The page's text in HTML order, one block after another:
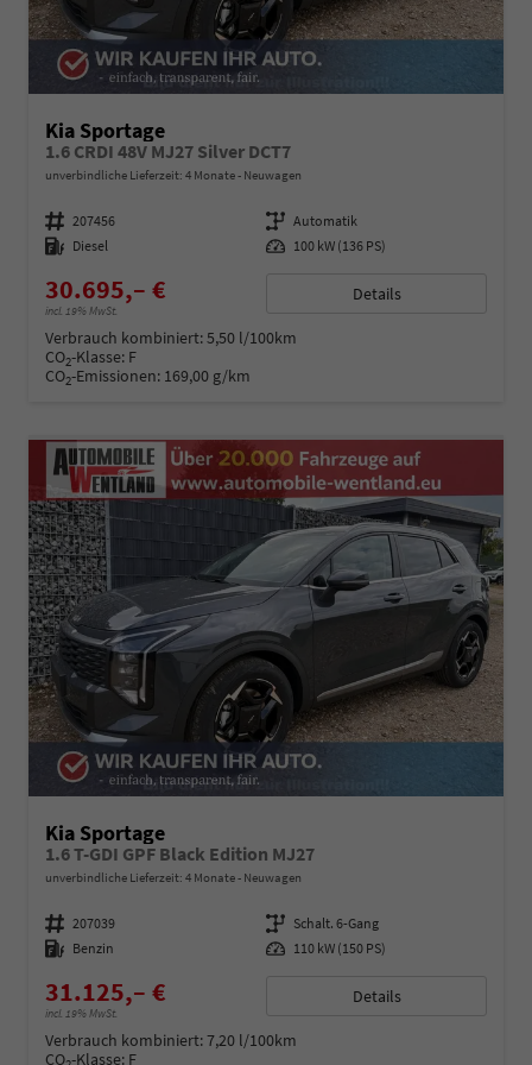
Kia Sportage
1.6 CRDI 48V MJ27 Silver DCT7
unverbindliche Lieferzeit: 4 Monate Neuwagen
Fahrzeugnummer 207456 Getriebe Automatik
Kraftstoff Diesel Leistung 100 kW (136 PS)
30.695,– €
incl. 19% MwSt.
Details
Verbrauch kombiniert:5,50 l/100km
CO2-Klasse: F
CO2-Emissionen: 169,00 g/km
Kia Sportage
1.6 T-GDI GPF Black Edition MJ27
unverbindliche Lieferzeit: 4 Monate Neuwagen
Fahrzeugnummer 207039 Getriebe Schalt. 6-Gang
Kraftstoff Benzin Leistung 110 kW (150 PS)
31.125,– €
incl. 19% MwSt.
Details
Verbrauch kombiniert:7,20 l/100km
CO -Klasse: F